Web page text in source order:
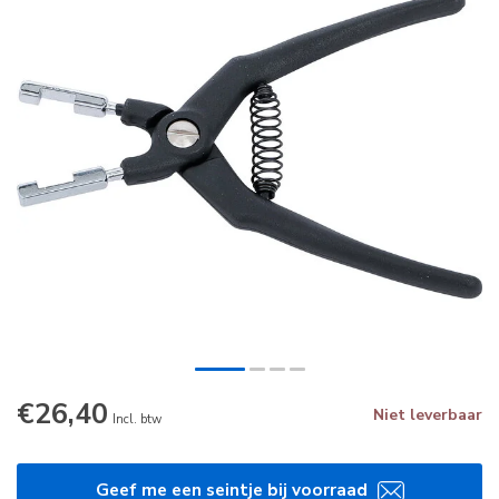
€26,40 Incl. btw Niet leverbaar
Geef me een seintje bij voorraad